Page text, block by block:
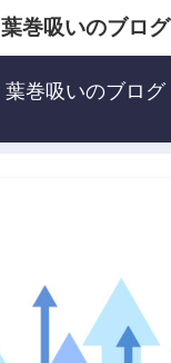
葉巻吸いのブログ
葉巻吸いのブログ